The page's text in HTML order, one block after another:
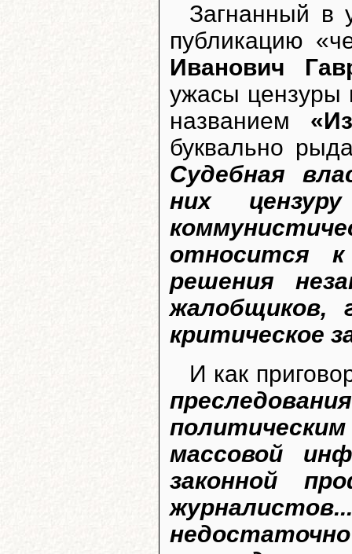
Загнанный в
публикацию
Иванович
ужасы цензуры
названием
буквально
Судебная
них
относится к
решения
жалобщиков,
критическое
И как
массовой
законной